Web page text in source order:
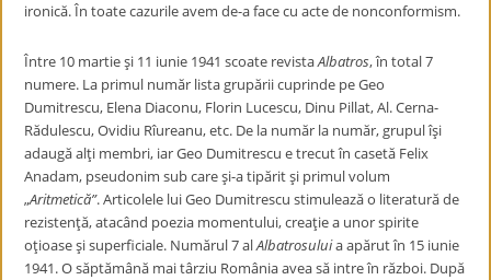
ironică. În toate cazurile avem de-a face cu acte de nonconformism.
Între 10 martie şi 11 iunie 1941 scoate revistaAlbatros, în total 7
numere. La primul număr lista grupării cuprinde pe Geo
Dumitrescu, Elena Diaconu, Florin Lucescu, Dinu Pillat, Al. Cerna-
Rădulescu, Ovidiu Rîureanu, etc. De la număr la număr, grupul îşi
adaugă alţi membri, iar Geo Dumitrescu e trecut în casetă Felix
Anadam, pseudonim sub care şi-a tipărit şi primul volum
„Aritmetică”. Articolele lui Geo Dumitrescu stimulează o literatură de
rezistenţă, atacând poezia momentului, creaţie a unor spirite
oţioase şi superficiale. Numărul 7 alAlbatrosuluia apărut în 15 iunie
1941. O săptămână mai târziu România avea să intre în război. După